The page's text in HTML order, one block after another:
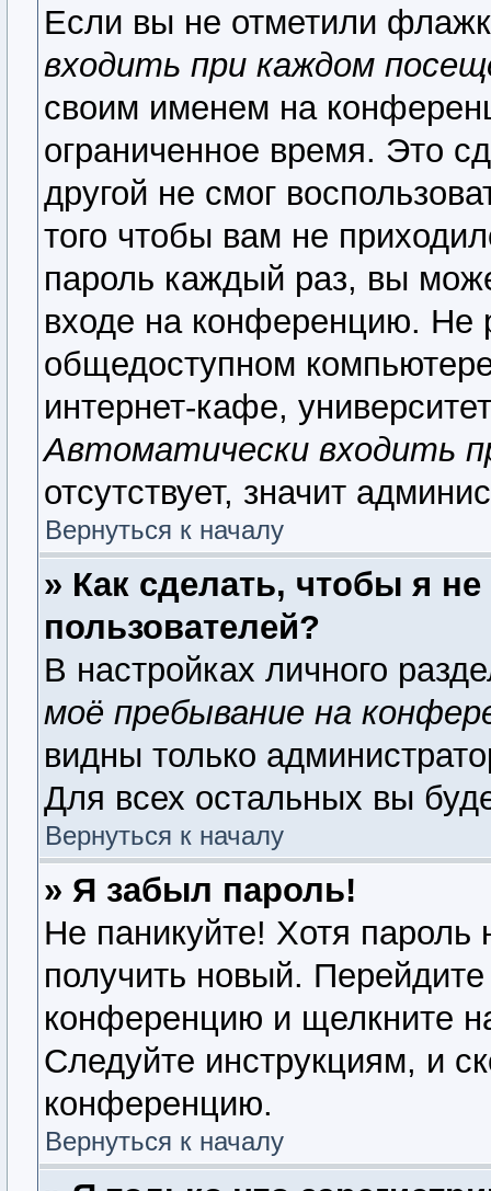
Если вы не отметили
входить при каждом
своим именем на
ограниченное время. Это
другой не смог
того чтобы вам не
пароль каждый раз, вы
входе на конференцию. Не
общедоступном
интернет-кафе,
Автоматически входить
отсутствует, значит
Вернуться к началу
» Как сделать, чтобы я
пользователей?
В настройках личного
моё пребывание на
видны только
Для всех остальных вы
Вернуться к началу
» Я забыл пароль!
Не паникуйте! Хотя пароль
получить новый.
конференцию и щелкните
Следуйте инструкциям, и
конференцию.
Вернуться к началу